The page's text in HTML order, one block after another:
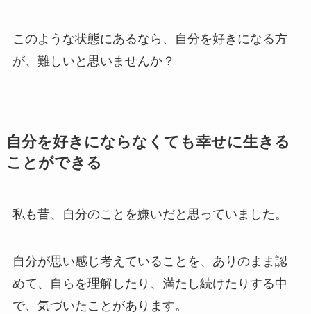
このような状態にあるなら、自分を好きになる方
が、難しいと思いませんか？
自分を好きにならなくても幸せに生きる
ことができる
私も昔、自分のことを嫌いだと思っていました。
自分が思い感じ考えていることを、ありのまま認
めて、自らを理解したり、満たし続けたりする中
で、気づいたことがあります。